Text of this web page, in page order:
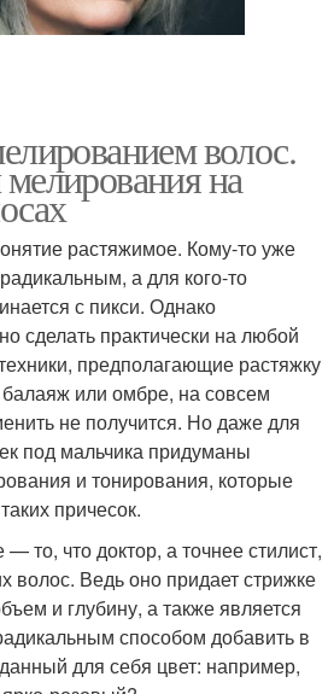
волос.
на
растяжимое. Кому-то уже
а для кого-то
с пикси. Однако
сделать практически на любой
предполагающие растяжку
или омбре, на совсем
не получится. Но даже для
под мальчика придуманы
и тонирования, которые
причесок.
то, что доктор, а точнее стилист,
волос. Ведь оно придает стрижке
и глубину, а также является
способом добавить в
для себя цвет: например,